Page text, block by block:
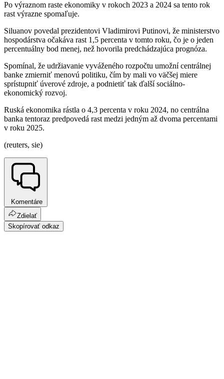
Po výraznom raste ekonomiky v rokoch 2023 a 2024 sa tento rok
rast výrazne spomaľuje.
Siluanov povedal prezidentovi Vladimirovi Putinovi, že ministerstvo
hospodárstva očakáva rast 1,5 percenta v tomto roku, čo je o jeden
percentuálny bod menej, než hovorila predchádzajúca prognóza.
Spomínal, že udržiavanie vyváženého rozpočtu umožní centrálnej
banke zmierniť menovú politiku, čím by mali vo väčšej miere
sprístupniť úverové zdroje, a podnietiť tak ďalší sociálno-
ekonomický rozvoj.
Ruská ekonomika rástla o 4,3 percenta v roku 2024, no centrálna
banka tentoraz predpovedá rast medzi jedným až dvoma percentami
v roku 2025.
(reuters, sie)
Komentáre
Zdielať
Skopírovať odkaz